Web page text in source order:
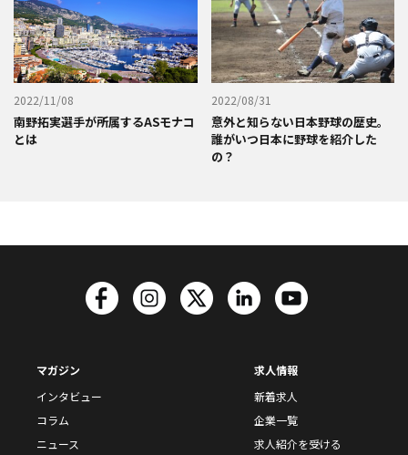
2022/11/08
南野拓実選手が所属するASモナコ
とは
2022/08/31
意外と知らない日本野球の歴史。
誰がいつ日本に野球を紹介した
の？
マガジン
インタビュー
コラム
ニュース
求人情報
新着求人
企業一覧
求人紹介を受ける